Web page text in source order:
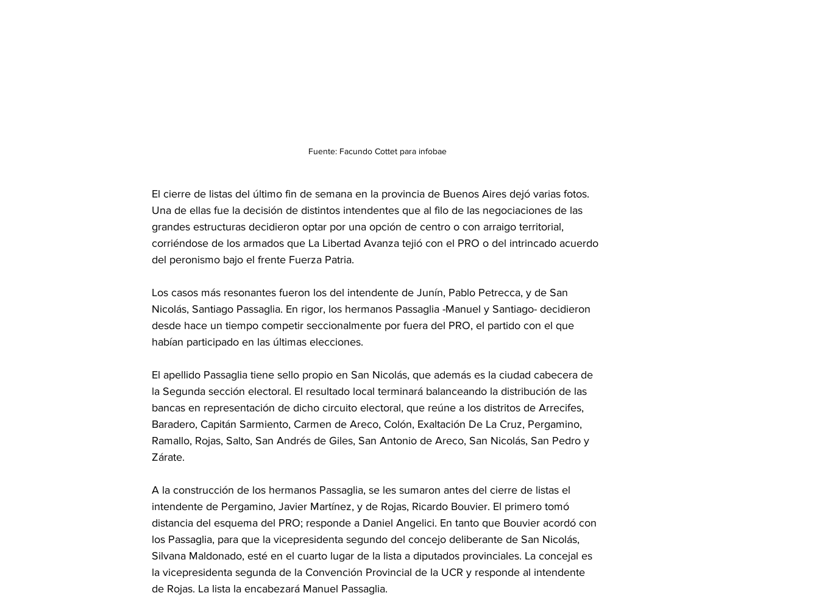
Fuente: Facundo Cottet para infobae
El cierre de listas del último fin de semana en la provincia de Buenos Aires dejó varias fotos.
Una de ellas fue la decisión de distintos intendentes que al filo de las negociaciones de las
grandes estructuras decidieron optar por una opción de centro o con arraigo territorial,
corriéndose de los armados que La Libertad Avanza tejió con el PRO o del intrincado acuerdo
del peronismo bajo el frente Fuerza Patria.
Los casos más resonantes fueron los del intendente de Junín, Pablo Petrecca, y de San
Nicolás, Santiago Passaglia. En rigor, los hermanos Passaglia -Manuel y Santiago- decidieron
desde hace un tiempo competir seccionalmente por fuera del PRO, el partido con el que
habían participado en las últimas elecciones.
El apellido Passaglia tiene sello propio en San Nicolás, que además es la ciudad cabecera de
la Segunda sección electoral. El resultado local terminará balanceando la distribución de las
bancas en representación de dicho circuito electoral, que reúne a los distritos de Arrecifes,
Baradero, Capitán Sarmiento, Carmen de Areco, Colón, Exaltación De La Cruz, Pergamino,
Ramallo, Rojas, Salto, San Andrés de Giles, San Antonio de Areco, San Nicolás, San Pedro y
Zárate.
A la construcción de los hermanos Passaglia, se les sumaron antes del cierre de listas el
intendente de Pergamino, Javier Martínez, y de Rojas, Ricardo Bouvier. El primero tomó
distancia del esquema del PRO; responde a Daniel Angelici. En tanto que Bouvier acordó con
los Passaglia, para que la vicepresidenta segundo del concejo deliberante de San Nicolás,
Silvana Maldonado, esté en el cuarto lugar de la lista a diputados provinciales. La concejal es
la vicepresidenta segunda de la Convención Provincial de la UCR y responde al intendente
de Rojas. La lista la encabezará Manuel Passaglia.